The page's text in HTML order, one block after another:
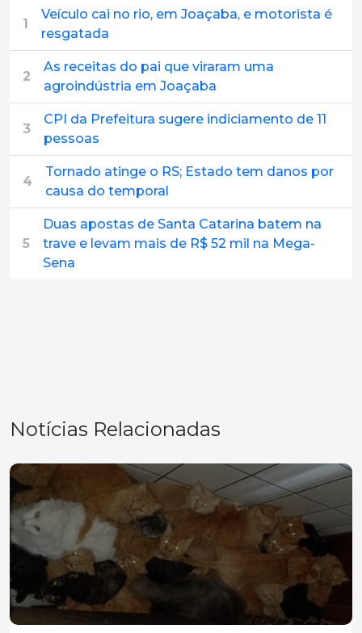
1
Veículo cai no rio, em Joaçaba, e motorista é
resgatada
2
As receitas do pai que viraram uma
agroindústria em Joaçaba
3
CPI da Prefeitura sugere indiciamento de 11
pessoas
4
Tornado atinge o RS; Estado tem danos por
causa do temporal
5
Duas apostas de Santa Catarina batem na
trave e levam mais de R$ 52 mil na Mega-
Sena
Notícias Relacionadas